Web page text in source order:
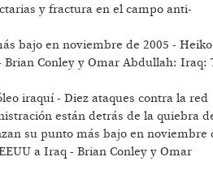
y fractura en el campo anti-
bajo en noviembre de 2005 - Heiko
Conley y Omar Abdullah: Iraq:
iraquí - Diez ataques contra la red
están detrás de la quiebra
su punto más bajo en noviembre
a Iraq - Brian Conley y Omar